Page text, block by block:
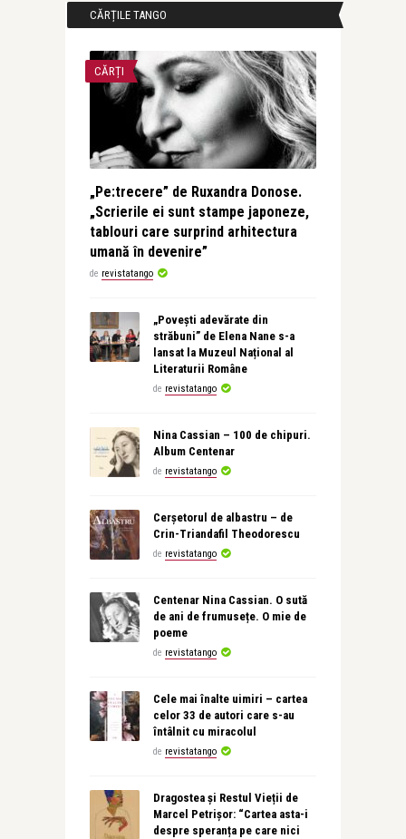
CĂRȚILE TANGO
CĂRȚI
„Pe:trecere” de Ruxandra Donose.
„Scrierile ei sunt stampe japoneze,
tablouri care surprind arhitectura
umană în devenire”
de revistatango
„Povești adevărate din
străbuni” de Elena Nane s-a
lansat la Muzeul Național al
Literaturii Române
de revistatango
Nina Cassian – 100 de chipuri.
Album Centenar
de revistatango
Cerșetorul de albastru – de
Crin-Triandafil Theodorescu
de revistatango
Centenar Nina Cassian. O sută
de ani de frumusețe. O mie de
poeme
de revistatango
Cele mai înalte uimiri – cartea
celor 33 de autori care s-au
întâlnit cu miracolul
de revistatango
Dragostea și Restul Vieții de
Marcel Petrișor: “Cartea asta-i
despre speranța pe care nici